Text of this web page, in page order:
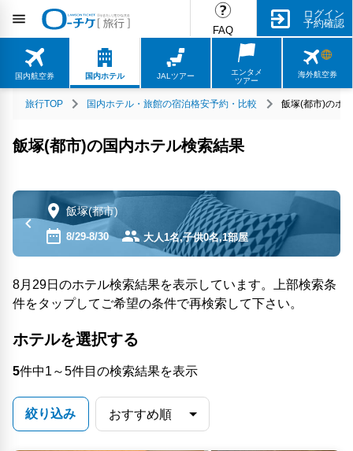
FAQ
ログイン
予約確認
国内航空券 国内ホテル JALツアー
エンタメ
ツアー
海外航空券
旅行TOP 国内ホテル・旅館の宿泊格安予約・比較 飯塚(都市)のホ
飯塚(都市)の国内ホテル検索結果
飯塚(都市)
8/29-8/30 大人1名,子供0名,1部屋
8月29日のホテル検索結果を表示しています。上部検索条
件をタップしてご希望の条件で再検索して下さい。
ホテルを選択する
5件中1～5件目の検索結果を表示
絞り込み